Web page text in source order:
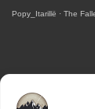
Popy_Itarillë · The